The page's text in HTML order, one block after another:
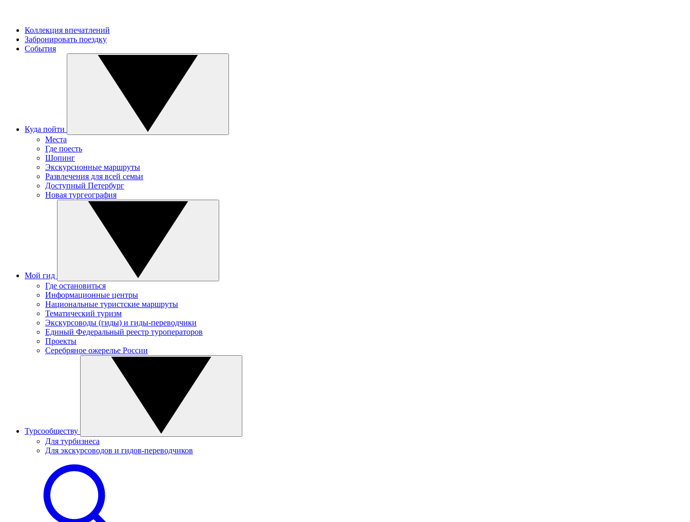
Коллекция впечатлений
Забронировать поездку
События
Куда пойти
Места
Где поесть
Шопинг
Экскурсионные маршруты
Развлечения для всей семьи
Доступный Петербург
Новая тургеография
Мой гид
Где остановиться
Информационные центры
Национальные туристские маршруты
Тематический туризм
Экскурсоводы (гиды) и гиды-переводчики
Единый Федеральный реестр туроператоров
Проекты
Серебряное ожерелье России
Турсообществу
Для турбизнеса
Для экскурсоводов и гидов-переводчиков